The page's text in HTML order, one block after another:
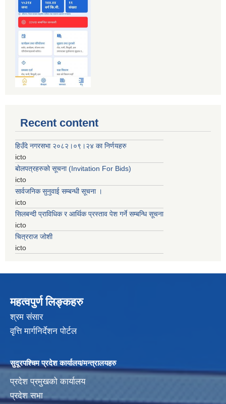
Recent content
हिउँदे नगरसभा २०८२।०९।२४ का निर्णयहरु
icto
बोलपत्रहरुको सूचना (Invitation For Bids)
icto
सार्वजनिक सुनुवाई सम्बन्धी सूचना ।
icto
सिलबन्दी प्राविधिक र आर्थिक प्रस्ताव पेश गर्ने सम्बन्धि सूचना
icto
चित्रराज जोशी
icto
महत्वपुर्ण लिङ्कहरु
श्रम संसार
वृत्ति मार्गनिर्देशन पोर्टल
सुदूरपश्चिम प्रदेश कार्यालय/मन्त्रालयहरु
प्रदेश प्रमुखको कार्यालय
प्रदेश सभा